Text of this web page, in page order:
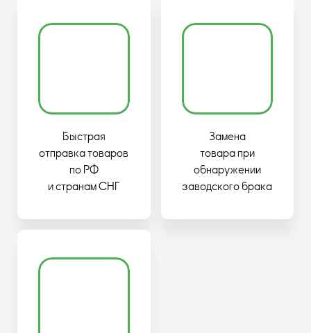
Быстрая
отправка товаров
по РФ
и странам СНГ
Замена
товара при
обнаружении
заводского брака